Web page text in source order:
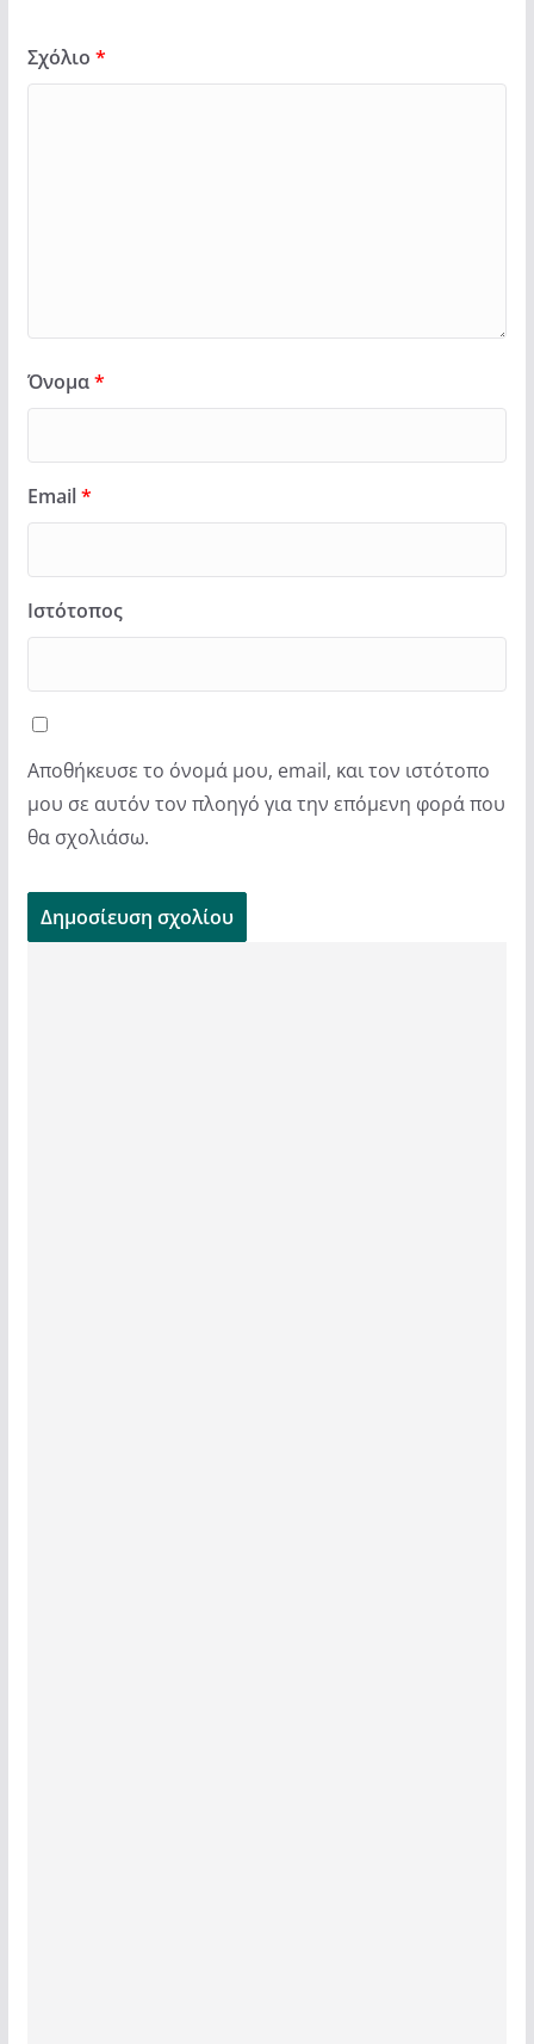
Σχόλιο *
Όνομα*
Email*
Ιστότοπος
Αποθήκευσε το όνομά μου, email, και τον ιστότοπο
μου σε αυτόν τον πλοηγό για την επόμενη φορά που
θα σχολιάσω.